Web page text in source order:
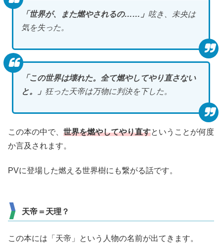
「世界が、また燃やされるの……」 呟き、未央は
気を失った。
「この世界は壊れた。全て燃やしてやり直さない
と。」 狂った天帝は万物に判決を下した。
この本の中で、 世界を燃やしてやり直すということが何度
か言及されます。
PVに登場した燃える世界樹にも繋がる話です。
天帝＝天理？
この本には「天帝」という人物の名前が出てきます。